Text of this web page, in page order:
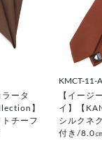
ータ
】
チーフ
KMCT-11-
【イージ
イ】【
シルクネ
付き/8.0